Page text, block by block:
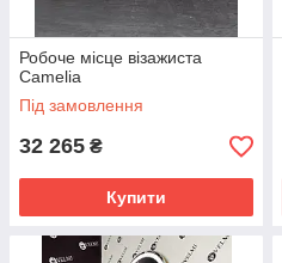
Робоче місце візажиста
Camelia
Під замовлення
32 265 ₴
Купити